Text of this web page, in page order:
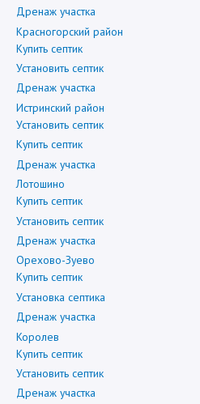
Дренаж участка
Красногорский район
Купить септик
Установить септик
Дренаж участка
Истринский район
Установить септик
Купить септик
Дренаж участка
Лотошино
Купить септик
Установить септик
Дренаж участка
Орехово-Зуево
Купить септик
Установка септика
Дренаж участка
Королев
Купить септик
Установить септик
Дренаж участка